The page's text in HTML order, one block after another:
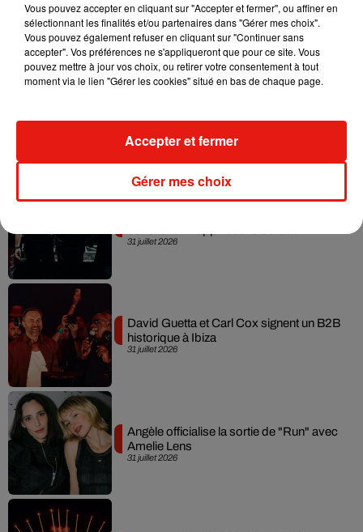
6 août 2026
dimension avec son premier...
leur mixtape créée en...
31 juillet 2026
31 juillet 2026
David Guetta et Carl Cox signent un B2B
historique à Ibiza
31 juillet 2026
Angèle officialise la sortie de "Run" avec
Amelie Lens
Vous pouvez accepter en cliquant sur "Accepter et fermer", ou affiner en
sélectionnant les finalités et/ou partenaires dans "Gérer mes choix".
Vous pouvez également refuser en cliquant sur "Continuer sans
accepter". Vos préférences ne s'appliqueront que pour ce site. Vous
pouvez mettre à jour vos choix, ou retirer votre consentement à tout
moment via le lien "Gérer les cookies" situé en bas de chaque page.
Gérer mes choix
Accepter et fermer